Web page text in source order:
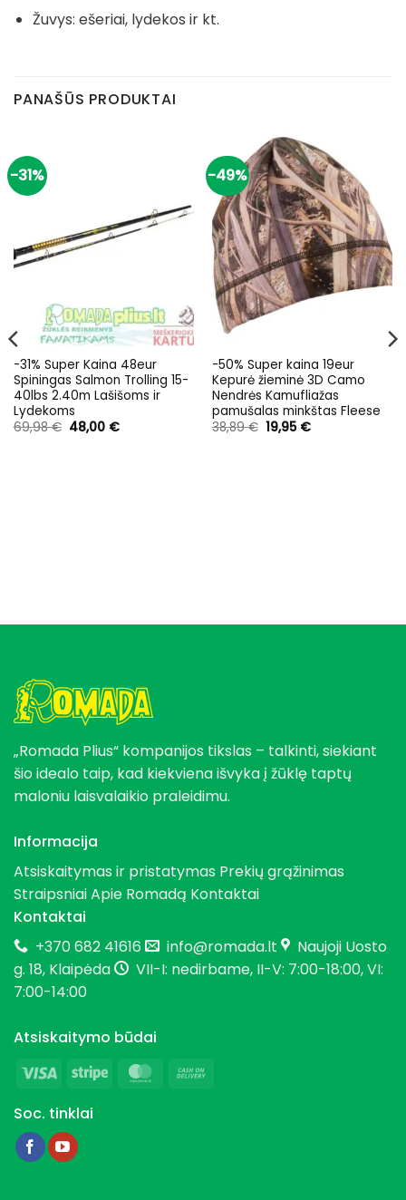
Žuvys: ešeriai, lydekos ir kt.
PANAŠŪS PRODUKTAI
-31%
-31% Super Kaina 48eur
Spiningas Salmon Trolling 15-
40lbs 2.40m Lašišoms ir
Lydekoms
69,98€ Original
price
48,00 €Current
-49%
-50% Super kaina 19eur
Kepurė žieminė 3D Camo
Nendrės Kamufliažas
pamušalas minkštas Fleese
38,89€ Original
price
19,95 €Current
„Romada Plius“ kompanijos tikslas – talkinti, siekiant
šio idealo taip, kad kiekviena išvyka į žūklę taptų
maloniu laisvalaikio praleidimu.
Informacija
Atsiskaitymas ir pristatymas Prekių grąžinimas
StraipsniaiApie Romadą Kontaktai
Kontaktai
+370 682 41616
info@romada.lt
Naujoji Uosto
g. 18, Klaipėda
VII-I: nedirbame, II-V: 7:00-18:00, VI:
7:00-14:00
Atsiskaitymo būdai
Visa
Stripe MasterCard
Soc. tinklai